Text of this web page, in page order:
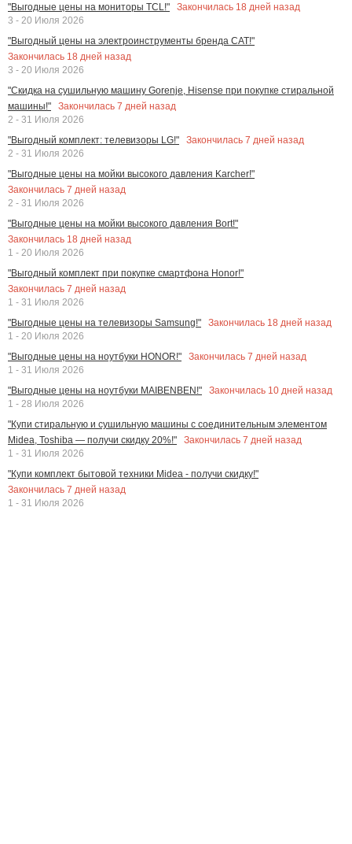
"Выгодные цены на мониторы TCL!"
Закончилась 18 дней назад
3 - 20 Июля 2026
"Выгодный цены на электроинструменты бренда CAT!"
Закончилась 18 дней назад
3 - 20 Июля 2026
"Скидка на сушильную машину Gorenje, Hisense при покупке стиральной
машины!"
Закончилась 7 дней назад
2 - 31 Июля 2026
"Выгодный комплект: телевизоры LG!"
Закончилась 7 дней назад
2 - 31 Июля 2026
"Выгодные цены на мойки высокого давления Karcher!"
Закончилась 7 дней назад
2 - 31 Июля 2026
"Выгодные цены на мойки высокого давления Bort!"
Закончилась 18 дней назад
1 - 20 Июля 2026
"Выгодный комплект при покупке смартфона Honor!"
Закончилась 7 дней назад
1 - 31 Июля 2026
"Выгодные цены на телевизоры Samsung!"
Закончилась 18 дней назад
1 - 20 Июля 2026
"Выгодные цены на ноутбуки HONOR!"
Закончилась 7 дней назад
1 - 31 Июля 2026
"Выгодные цены на ноутбуки MAIBENBEN!"
Закончилась 10 дней назад
1 - 28 Июля 2026
"Купи стиральную и сушильную машины с соединительным элементом
Midea, Toshiba — получи скидку 20%!"
Закончилась 7 дней назад
1 - 31 Июля 2026
"Купи комплект бытовой техники Midea - получи скидку!"
Закончилась 7 дней назад
1 - 31 Июля 2026